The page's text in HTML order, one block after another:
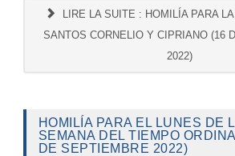
LIRE LA SUITE : HOMILÍA PARA
SANTOS CORNELIO Y CIPRIANO (16
2022)
HOMILÍA PARA EL LUNES DE
SEMANA DEL TIEMPO
DE SEPTIEMBRE 2022)